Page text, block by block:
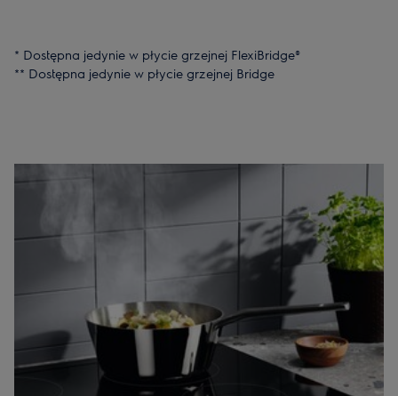
* Dostępna jedynie w płycie grzejnej FlexiBridge®
** Dostępna jedynie w płycie grzejnej Bridge